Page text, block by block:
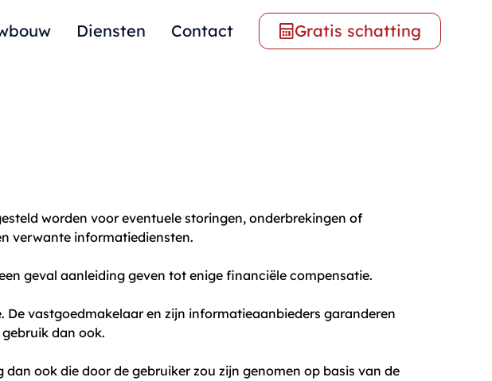
Diensten Contact Gratis schatting
worden voor eventuele storingen, onderbrekingen of
verwante informatiediensten.
geval aanleiding geven tot enige financiële compensatie.
vastgoedmakelaar en zijn informatieaanbieders garanderen
dan ook.
ook die door de gebruiker zou zijn genomen op basis van de